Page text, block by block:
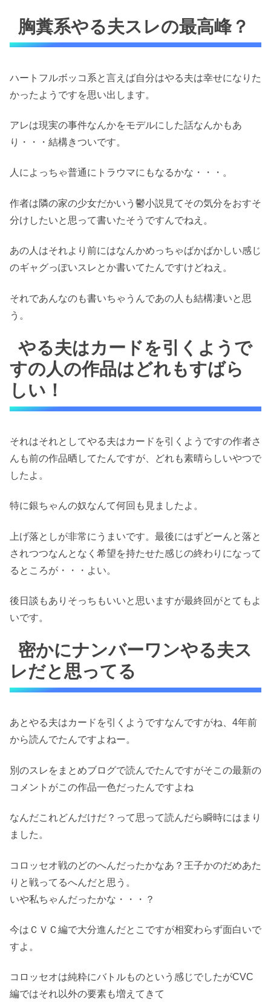
胸糞系やる夫スレの最高峰？
ハートフルボッコ系と言えば自分はやる夫は幸せになりた
かったようですを思い出します。
アレは現実の事件なんかをモデルにした話なんかもあ
り・・・結構きついです。
人によっちゃ普通にトラウマにもなるかな・・・。
作者は隣の家の少女だかいう鬱小説見てその気分をおすそ
分けしたいと思って書いたそうですんでねえ。
あの人はそれより前にはなんかめっちゃばかばかしい感じ
のギャグっぽいスレとか書いてたんですけどねえ。
それであんなのも書いちゃうんであの人も結構凄いと思
う。
やる夫はカードを引くようで
すの人の作品はどれもすばら
しい！
それはそれとしてやる夫はカードを引くようですの作者さ
んも前の作品晒してたんですが、どれも素晴らしいやつで
したよ。
特に銀ちゃんの奴なんて何回も見ましたよ。
上げ落としが非常にうまいです。最後にはずどーんと落と
されつつなんとなく希望を持たせた感じの終わりになって
るところが・・・よい。
後日談もありそっちもいいと思いますが最終回がとてもよ
いです。
密かにナンバーワンやる夫ス
レだと思ってる
あとやる夫はカードを引くようですなんですがね、4年前
から読んでたんですよねー。
別のスレをまとめブログで読んでたんですがそこの最新の
コメントがこの作品一色だったんですよね
なんだこれどんだけだ？って思って読んだら瞬時にはまり
ました。
コロッセオ戦のどのへんだったかなあ？王子かのだめあた
りと戦ってるへんだと思う。
いや私ちゃんだったかな・・・？
今はＣＶＣ編で大分進んだとこですが相変わらず面白いで
すよ。
コロッセオは純粋にバトルものという感じでしたがCVC
編ではそれ以外の要素も増えてきて